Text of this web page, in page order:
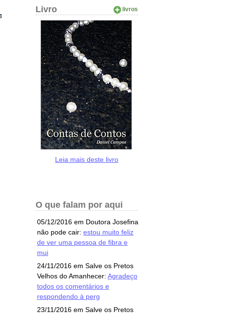
Livro livros
Leia mais deste livro
O que falam por aqui
05/12/2016 em Doutora Josefina
não pode cair: estou muito feliz
de ver uma pessoa de fibra e
mui
24/11/2016 em Salve os Pretos
Velhos do Amanhecer: Agradeço
todos os comentários e
respondendo à perg
23/11/2016 em Salve os Pretos